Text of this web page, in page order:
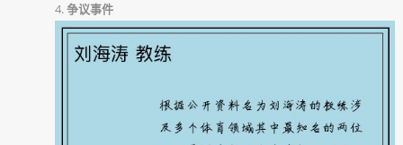
4.争议事件